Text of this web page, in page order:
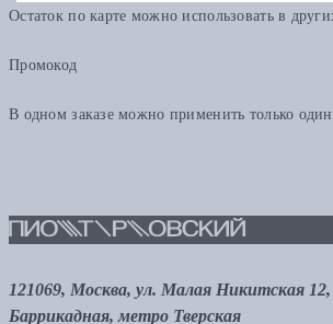
Остаток по карте можно использовать в
Промокод
В одном заказе можно применить только
121069, Москва, ул. Малая Никитская
Баррикадная, метро Тверская